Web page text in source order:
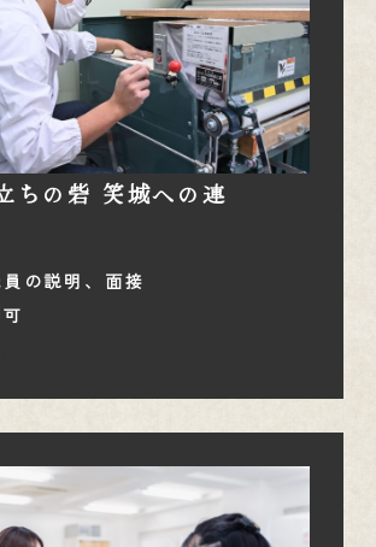
ちの砦 笑城への連
の説明、面接